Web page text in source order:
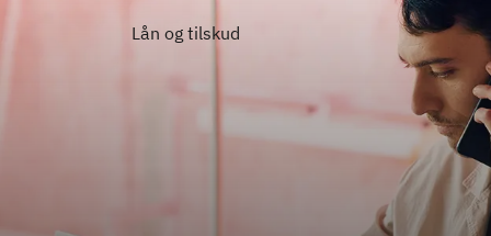
Lån og tilskud